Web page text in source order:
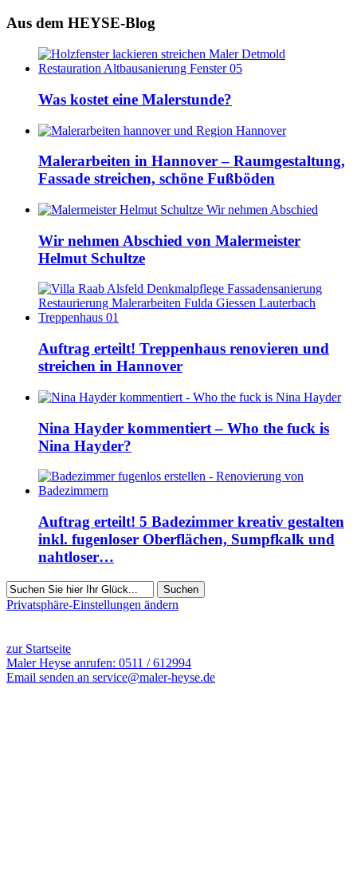
Aus dem HEYSE-Blog
Was kostet eine Malerstunde?
Malerarbeiten in Hannover – Raumgestaltung,
Fassade streichen, schöne Fußböden
Wir nehmen Abschied von Malermeister
Helmut Schultze
Auftrag erteilt! Treppenhaus renovieren und
streichen in Hannover
Nina Hayder kommentiert – Who the fuck is
Nina Hayder?
Auftrag erteilt! 5 Badezimmer kreativ gestalten
inkl. fugenloser Oberflächen, Sumpfkalk und
nahtloser…
Suchen
Privatsphäre-Einstellungen ändern
zur Startseite
Maler Heyse anrufen: 0511 / 612994
Email senden an service@maler-heyse.de